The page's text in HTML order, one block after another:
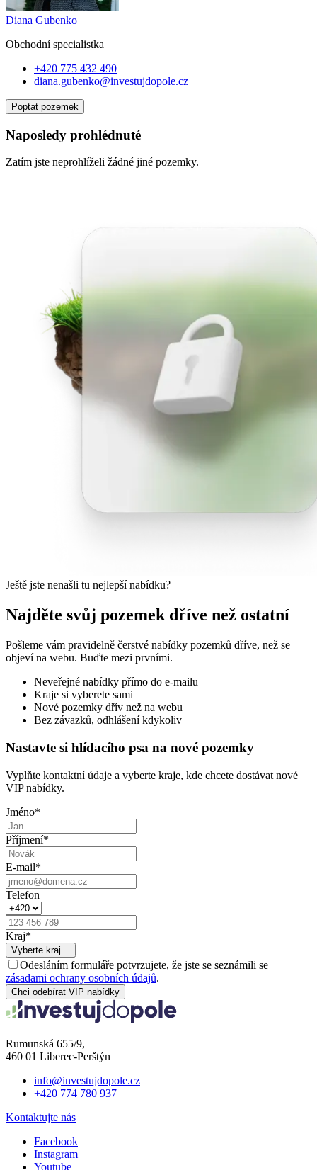
Diana Gubenko
Obchodní specialistka
+420 775 432 490
diana.gubenko@investujdopole.cz
Poptat pozemek
Naposledy prohlédnuté
Zatím jste neprohlíželi žádné jiné pozemky.
Ještě jste nenašli tu nejlepší nabídku?
Najděte svůj pozemek dříve než ostatní
Pošleme vám pravidelně čerstvé nabídky pozemků dříve, než se
objeví na webu. Buďte mezi prvními.
Neveřejné nabídky přímo do e-mailu
Kraje si vyberete sami
Nové pozemky dřív než na webu
Bez závazků, odhlášení kdykoliv
Nastavte si hlídacího psa na nové pozemky
Vyplňte kontaktní údaje a vyberte kraje, kde chcete dostávat nové
VIP nabídky.
Jméno*
Příjmení*
E-mail*
Telefon
Kraj*
Vyberte kraj…
Odesláním formuláře potvrzujete, že jste se seznámili se
zásadami ochrany osobních údajů.
Chci odebírat VIP nabídky
Rumunská 655/9,
460 01 Liberec-Perštýn
info@investujdopole.cz
+420 774 780 937
Kontaktujte nás
Facebook
Instagram
Youtube